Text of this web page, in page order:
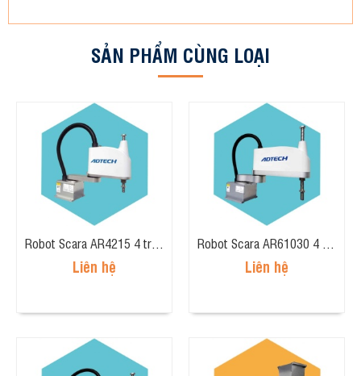
SẢN PHẨM CÙNG LOẠI
Liên hệ Liên hệ